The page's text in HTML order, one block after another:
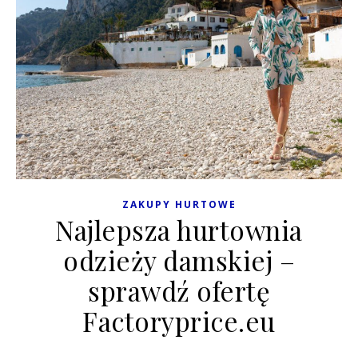
ZAKUPY HURTOWE
Najlepsza hurtownia
odzieży damskiej –
sprawdź ofertę
Factoryprice.eu